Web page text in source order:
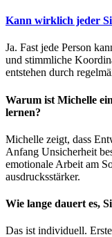
Kann wirklich jeder
Ja. Fast jede Person
und stimmliche
entstehen durch
Warum ist Michelle
lernen?
Michelle zeigt, dass
Anfang Unsicherheit
emotionale Arbeit am
ausdrucksstärker.
Wie lange dauert es,
Das ist individuell.